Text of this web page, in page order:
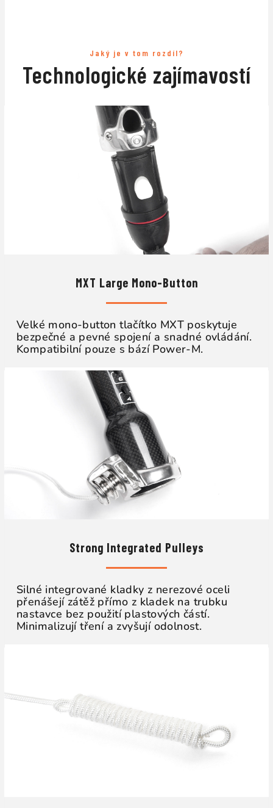
Jaký je v tom rozdíl?
Technologické zajímavostí
MXT Large Mono-Button
Velké mono-button tlačítko MXT poskytuje
bezpečné a pevné spojení a snadné ovládání.
Kompatibilní pouze s bází Power-M.
Strong Integrated Pulleys
Silné integrované kladky z nerezové oceli
přenášejí zátěž přímo z kladek na trubku
nastavce bez použití plastových částí.
Minimalizují tření a zvyšují odolnost.